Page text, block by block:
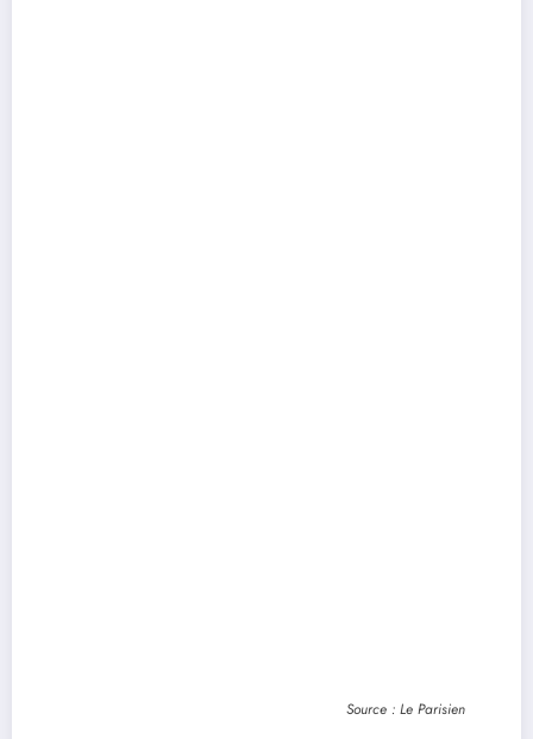
Source : Le Parisien